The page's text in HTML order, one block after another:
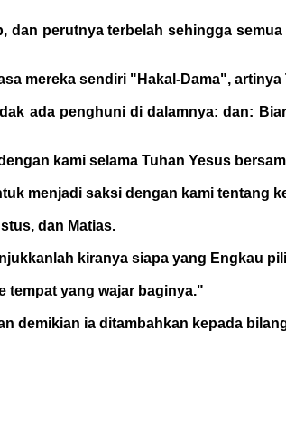
dan perutnya terbelah sehingga
mereka sendiri "Hakal-Dama", artinya
ada penghuni di dalamnya: dan:
kami selama Tuhan Yesus
menjadi saksi dengan kami tentang
dan Matias.
kiranya siapa yang Engkau
tempat yang wajar baginya."
demikian ia ditambahkan kepada